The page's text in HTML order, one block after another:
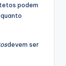
podem
devem ser